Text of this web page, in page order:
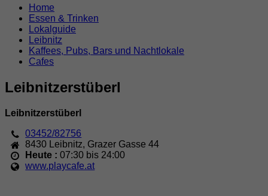
Home
Essen & Trinken
Lokalguide
Leibnitz
Kaffees, Pubs, Bars und Nachtlokale
Cafes
Leibnitzerstüberl
Leibnitzerstüberl
03452/82756
8430
Leibnitz, Grazer Gasse 44
Heute :07:30 bis 24:00
www.playcafe.at